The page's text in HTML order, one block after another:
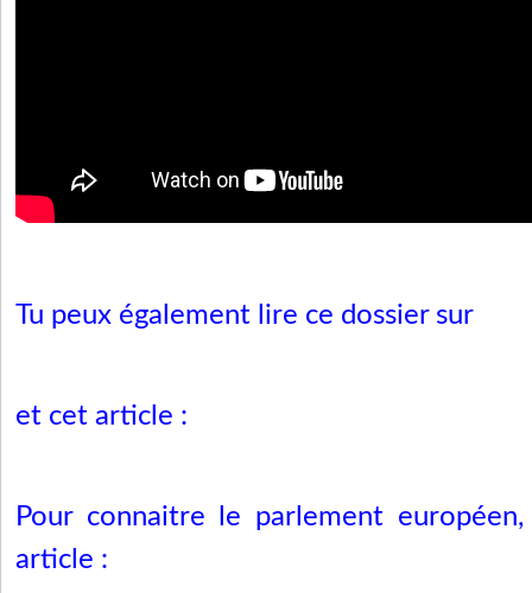
Tu peux également lire ce dossier sur
et cet article :
Pour connaitre le parlement
article :